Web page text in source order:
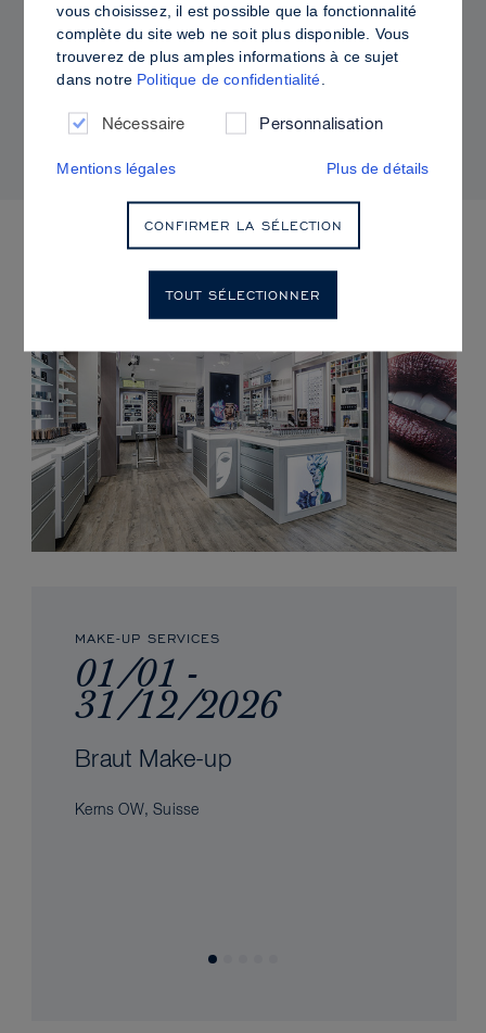
PRO TIPS
Peau Lumineuse vs Peau Grasse :
Comment utiliser Sculpt & Glow pour un fini
radieux à la brillance contrôlée
PROCHAINS ÉVÈNEMENTS
MAKE-UP SERVICES
01/01 -
31/12/2026
Braut Make-up
Kerns OW, Suisse
vous choisissez, il est possible que la fonctionnalité
complète du site web ne soit plus disponible. Vous
trouverez de plus amples informations à ce sujet
dans notre Politique de confidentialité
Nécessaire Personnalisation
Mentions légales Plus de détails
CONFIRMER LA SÉLECTION
TOUT SÉLECTIONNER